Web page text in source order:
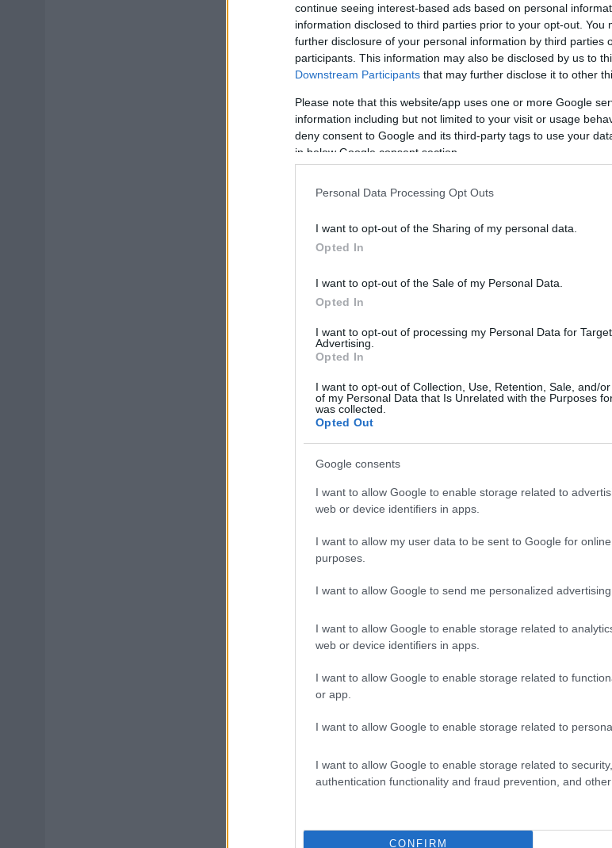
continue seeing interest-based ads based on personal
information disclosed to third parties prior to your opt-out. You
further disclosure of your personal information by third parties
participants. This information may also be disclosed by us to
Downstream Participants that may further disclose it to other
Please note that this website/app uses one or more Google
information including but not limited to your visit or usage
deny consent to Google and its third-party tags to use your
in below Google consent section.
Personal Data Processing Opt Outs
I want to opt-out of the Sharing of my personal data.
Opted In
I want to opt-out of the Sale of my Personal Data.
Opted In
I want to opt-out of processing my Personal Data for
Advertising.
Opted In
I want to opt-out of Collection, Use, Retention, Sale, and/
of my Personal Data that Is Unrelated with the Purposes
was collected.
Opted Out
Google consents
I want to allow Google to enable storage related to
web or device identifiers in apps.
I want to allow my user data to be sent to Google for
purposes.
I want to allow Google to send me personalized advertising.
I want to allow Google to enable storage related to
web or device identifiers in apps.
I want to allow Google to enable storage related to
or app.
I want to allow Google to enable storage related to
I want to allow Google to enable storage related to
authentication functionality and fraud prevention, and other
CONFIRM